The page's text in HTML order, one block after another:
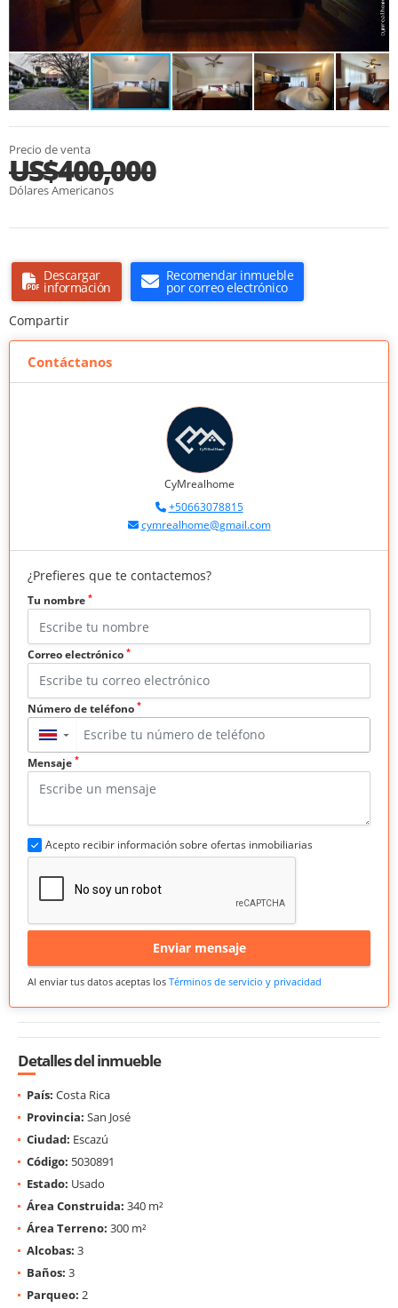
Precio de venta
US$400,000
Dólares Americanos
Descargar
información
Recomendar inmueble
por correo electrónico
Compartir
Contáctanos
CyMrealhome
+50663078815
cymrealhome@gmail.com
¿Prefieres que te contactemos?
Tu nombre *
Correo electrónico *
Número de teléfono *
▼
Mensaje *
Acepto recibir información sobre ofertas inmobiliarias
Enviar mensaje
Al enviar tus datos aceptas los Términos de servicio y privacidad
Detalles del inmueble
País: Costa Rica
Provincia: San José
Ciudad: Escazú
Código: 5030891
Estado: Usado
Área Construida: 340 m²
Área Terreno: 300 m²
Alcobas: 3
Baños: 3
Parqueo: 2